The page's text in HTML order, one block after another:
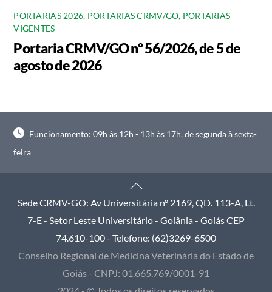
PORTARIAS 2026, PORTARIAS CRMV/GO, PORTARIAS
VIGENTES
Portaria CRMV/GO nº 56/2026, de 5 de
agosto de 2026
Funcionamento: 09h às 12h - 13h às 17h, de segunda à sexta-
feira
Back
To
Top
Sede CRMV-GO: Av Universitária nº 2169, QD. 113-A, Lt.
7-E - Setor Leste Universitário - Goiânia - Goiás CEP
74.610-100 - Telefone: (62)3269-6500
Conselho Regional de Medicina Veterinária do Estado de
Goiás - CNPJ: 01.665.769/0001-91